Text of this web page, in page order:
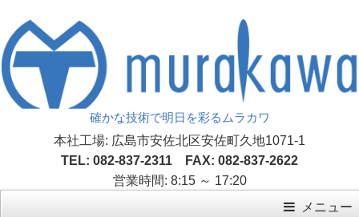
確かな技術で明日を彩るムラカワ
本社工場: 広島市安佐北区安佐町久地1071-1
TEL: 082-837-2311 FAX: 082-837-2622
営業時間: 8:15 ～ 17:20
メニュー